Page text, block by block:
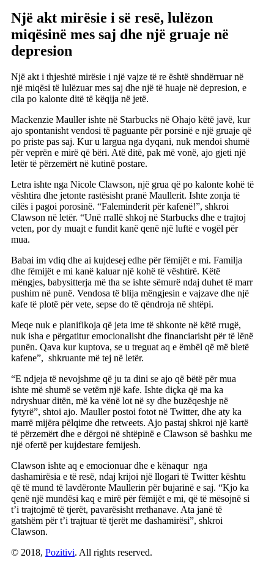
Një akt mirësie i së resë, lulëzon
miqësinë mes saj dhe një gruaje në
depresion
Një akt i thjeshtë mirësie i një vajze të re është shndërruar në
një miqësi të lulëzuar mes saj dhe një të huaje në depresion, e
cila po kalonte ditë të këqija në jetë.
Mackenzie Mauller ishte në Starbucks në Ohajo këtë javë, kur
ajo spontanisht vendosi të paguante për porsinë e një gruaje që
po priste pas saj. Kur u largua nga dyqani, nuk mendoi shumë
për veprën e mirë që bëri. Atë ditë, pak më vonë, ajo gjeti një
letër të përzemërt në kutinë postare.
Letra ishte nga Nicole Clawson, një grua që po kalonte kohë të
vështira dhe jetonte rastësisht pranë Maullerit. Ishte zonja të
cilës i pagoi porosinë. “Faleminderit për kafenë!”, shkroi
Clawson në letër. “Unë rrallë shkoj në Starbucks dhe e trajtoj
veten, por dy muajt e fundit kanë qenë një luftë e vogël për
mua.
Babai im vdiq dhe ai kujdesej edhe për fëmijët e mi. Familja
dhe fëmijët e mi kanë kaluar një kohë të vështirë. Këtë
mëngjes, babysitterja më tha se ishte sëmurë ndaj duhet të marr
pushim në punë. Vendosa të blija mëngjesin e vajzave dhe një
kafe të plotë për vete, sepse do të qëndroja në shtëpi.
Meqe nuk e planifikoja që jeta ime të shkonte në këtë rrugë,
nuk isha e përgatitur emocionalisht dhe financiarisht për të lënë
punën. Qava kur kuptova, se u treguat aq e ëmbël që më bletë
kafene”, shkruante më tej në letër.
“E ndjeja të nevojshme që ju ta dini se ajo që bëtë për mua
ishte më shumë se vetëm një kafe. Ishte diçka që ma ka
ndryshuar ditën, më ka vënë lot në sy dhe buzëqeshje në
fytyrë”, shtoi ajo. Mauller postoi fotot në Twitter, dhe aty ka
marrë mijëra pëlqime dhe retweets. Ajo pastaj shkroi një kartë
të përzemërt dhe e dërgoi në shtëpinë e Clawson së bashku me
një ofertë per kujdestare femijesh.
Clawson ishte aq e emocionuar dhe e kënaqur nga
dashamirësia e të resë, ndaj krijoi një llogari të Twitter kështu
që të mund të lavdëronte Maullerin për bujarinë e saj. “Kjo ka
qenë një mundësi kaq e mirë për fëmijët e mi, që të mësojnë si
t’i trajtojmë të tjerët, pavarësisht rrethanave. Ata janë të
gatshëm për t’i trajtuar të tjerët me dashamirësi”, shkroi
Clawson.
© 2018, Pozitivi. All rights reserved.